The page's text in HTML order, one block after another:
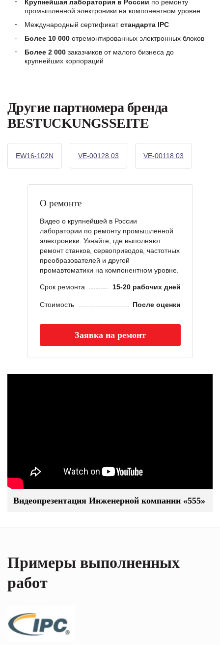
Крупнейшая лаборатория в России по ремонту
промышленной электроники на компонентном уровне
Международный сертификатстандарта IPC
Более 10 000 отремонтированных электронных блоков
Более 2 000 заказчиков от малого бизнеса до
крупнейших корпораций
Другие партномера бренда
BESTUCKUNGSSEITE
EW16-102N VE-00128.03 VE-00118.03
О ремонте
Видео о крупнейшей в России
лаборатории по ремонту промышленной
электроники. Узнайте, где выполняют
ремонт станков, сервоприводов, частотных
преобразователей и другой
промавтоматики на компонентном уровне.
Срок ремонта 15-20 рабочих дней
Стоимость После оценки
Заявка на ремонт
Видеопрезентация Инженерной компании «555»
Примеры выполненных
работ